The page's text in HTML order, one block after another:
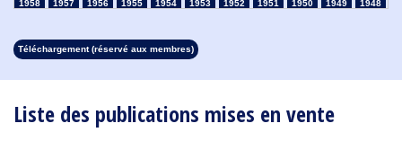
Liste des publications mises en vente
1958
1957 1956 1955 1954 1953 1952 1951 1950 1949
1948
1913
1912 1911 1910 1909 1908
Téléchargement (réservé aux membres)